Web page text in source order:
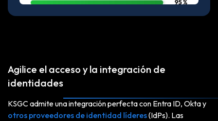
Agilice el acceso y la integración de
identidades
KSGC admite una integración perfecta con Entra ID, Okta y
otros proveedores de identidad líderes(IdPs). Las